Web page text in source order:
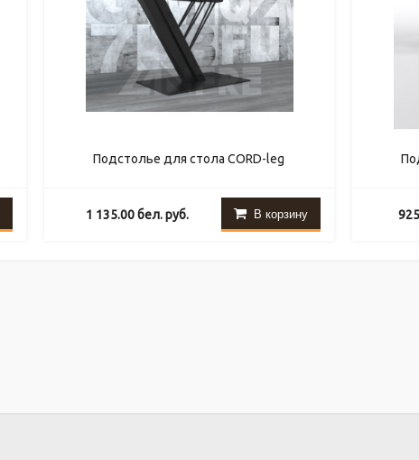
Подстолье для стола CORD-leg
1 135.00бел. руб. В корзину